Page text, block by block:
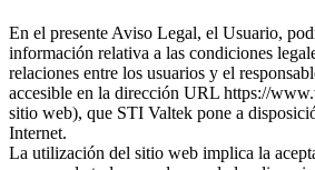
En el presente Aviso Legal, el Usuario,
información relativa a las condiciones
relaciones entre los usuarios y el
accesible en la dirección URL https://
sitio web), que STI Valtek pone a
Internet.
La utilización del sitio web implica la